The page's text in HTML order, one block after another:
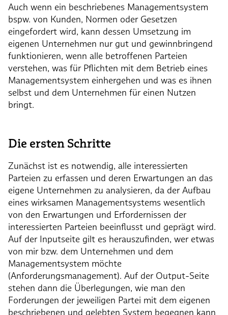
Auch wenn ein beschriebenes Managementsystem
bspw. von Kunden, Normen oder Gesetzen
eingefordert wird, kann dessen Umsetzung im
eigenen Unternehmen nur gut und gewinnbringend
funktionieren, wenn alle betroffenen Parteien
verstehen, was für Pflichten mit dem Betrieb eines
Managementsystem einhergehen und was es ihnen
selbst und dem Unternehmen für einen Nutzen
bringt.
Die ersten Schritte
Zunächst ist es notwendig, alle interessierten
Parteien zu erfassen und deren Erwartungen an das
eigene Unternehmen zu analysieren, da der Aufbau
eines wirksamen Managementsystems wesentlich
von den Erwartungen und Erfordernissen der
interessierten Parteien beeinflusst und geprägt wird.
Auf der Inputseite gilt es herauszufinden, wer etwas
von mir bzw. dem Unternehmen und dem
Managementsystem möchte
(Anforderungsmanagement). Auf der Output-Seite
stehen dann die Überlegungen, wie man den
Forderungen der jeweiligen Partei mit dem eigenen
beschriebenen und gelebten System begegnen kann